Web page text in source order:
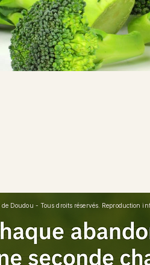
Doudou - Tous droits réservés. Reproduction